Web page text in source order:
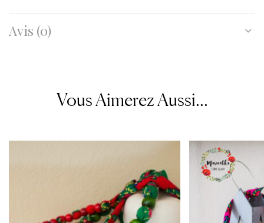
Avis (0)
Vous Aimerez Aussi...